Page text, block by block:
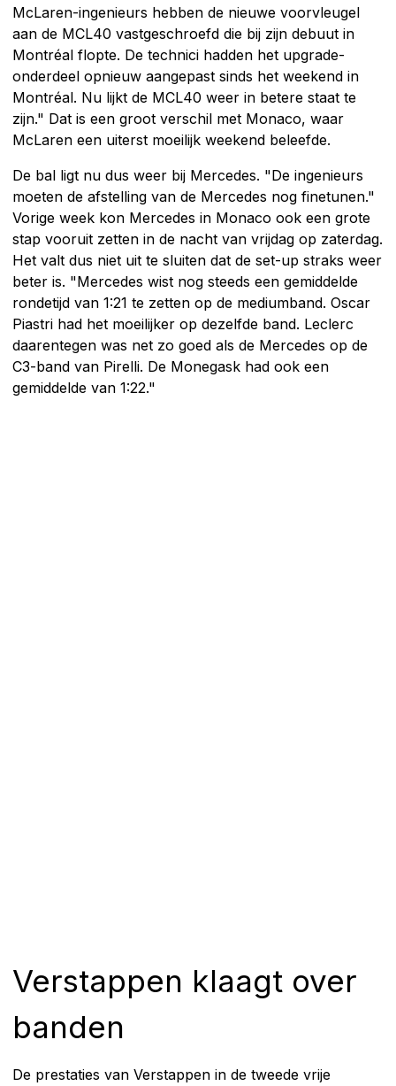
McLaren-ingenieurs hebben de nieuwe voorvleugel
aan de MCL40 vastgeschroefd die bij zijn debuut in
Montréal flopte. De technici hadden het upgrade-
onderdeel opnieuw aangepast sinds het weekend in
Montréal. Nu lijkt de MCL40 weer in betere staat te
zijn." Dat is een groot verschil met Monaco, waar
McLaren een uiterst moeilijk weekend beleefde.
De bal ligt nu dus weer bij Mercedes. "De ingenieurs
moeten de afstelling van de Mercedes nog finetunen."
Vorige week kon Mercedes in Monaco ook een grote
stap vooruit zetten in de nacht van vrijdag op zaterdag.
Het valt dus niet uit te sluiten dat de set-up straks weer
beter is. "Mercedes wist nog steeds een gemiddelde
rondetijd van 1:21 te zetten op de mediumband. Oscar
Piastri had het moeilijker op dezelfde band. Leclerc
daarentegen was net zo goed als de Mercedes op de
C3-band van Pirelli. De Monegask had ook een
gemiddelde van 1:22."
Verstappen klaagt over
banden
De prestaties van Verstappen in de tweede vrije